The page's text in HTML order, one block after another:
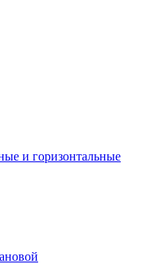
и горизонтальные